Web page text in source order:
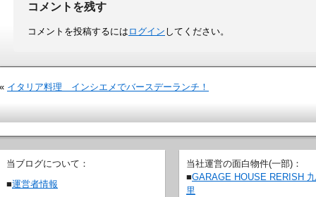
コメントを残す
コメントを投稿するには ログイン してください。
« イタリア料理 インシエメでバースデーランチ！
当ブログについて：
■運営者情報
当社運営の面白物件(一部)：
■GARAGE HOUSE RERISH
里